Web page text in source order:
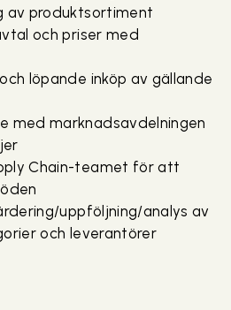
av produktsortiment
och priser med
löpande inköp av gällande
med marknadsavdelningen
Chain-teamet för att
uppföljning/analys av
och leverantörer